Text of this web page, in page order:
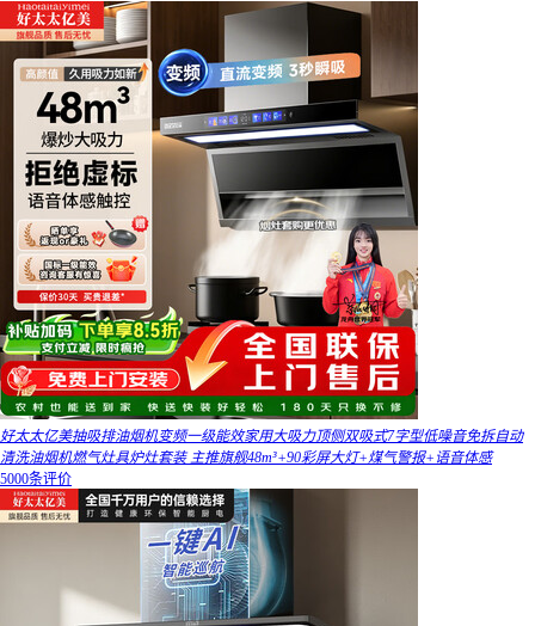
好太太亿美抽吸排油烟机变频一级能效家用大吸力顶侧双吸式7字型低噪音免拆自动
清洗油烟机燃气灶具炉灶套装 主推旗舰48m³+90彩屏大灯+煤气警报+语音体感
5000条评价